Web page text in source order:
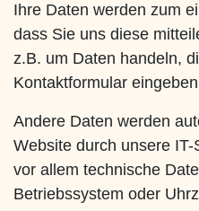
Ihre Daten werden zum
dass Sie uns diese
z.B. um Daten handeln,
Kontaktformular
Andere Daten werden
Website durch unsere
vor allem technische
Betriebssystem oder